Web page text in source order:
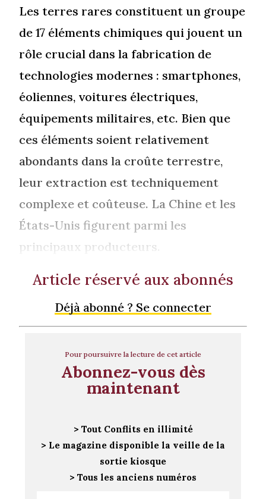
Les terres rares constituent un groupe
de 17 éléments chimiques qui jouent un
rôle crucial dans la fabrication de
technologies modernes : smartphones,
éoliennes, voitures électriques,
équipements militaires, etc. Bien que
ces éléments soient relativement
abondants dans la croûte terrestre,
leur extraction est techniquement
complexe et coûteuse. La Chine et les
États-Unis figurent parmi les
principaux producteurs.
Article réservé aux abonnés
Déjà abonné ? Se connecter
Pour poursuivre la lecture de cet article
Abonnez-vous dès
maintenant
> Tout Conflits en illimité
> Le magazine disponible la veille de la
sortie kiosque
> Tous les anciens numéros